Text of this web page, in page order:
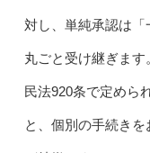
対し、単純承認は
丸ごと受け継ぎます
民法920条で定めら
と、個別の手続き